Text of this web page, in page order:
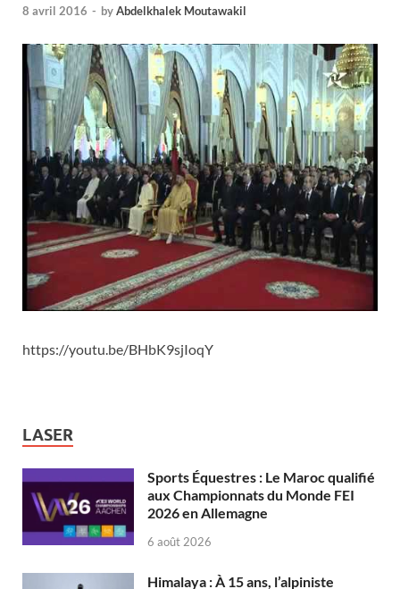
8 avril 2016 - byAbdelkhalek Moutawakil
https://youtu.be/BHbK9sjIoqY
LASER
Sports Équestres : Le Maroc qualifié
aux Championnats du Monde FEI
2026 en Allemagne
6 août 2026
Himalaya : À 15 ans, l’alpiniste